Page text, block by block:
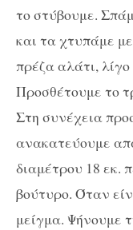
το στύβουμε.
και τα χτυπάμε
πρέζα αλάτι,
Προσθέτουμε το
Στη συνέχεια
ανακατεύουμε
διαμέτρου 18 εκ.
βούτυρο. Όταν
μείγμα. Ψήνουμε